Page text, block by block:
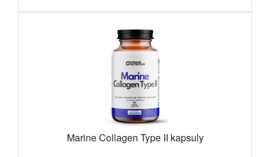
Marine Collagen Type II kapsuly